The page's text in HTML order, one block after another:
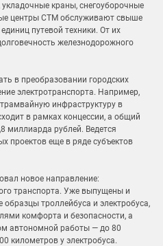
краны, снегоуборочные
центры СТМ обслуживают свыше
путевой техники. От их
железнодорожного
в преобразовании городских
электротранспорта. Например,
инфраструктуру в
в рамках концессии, а общий
миллиарда рублей. Ведется
проектов еще в ряде субъектов
новое направление:
транспорта. Уже выпущены и
троллейбуса и электробуса,
комфорта и безопасности, а
автономной работы — до 80
километров у электробуса.